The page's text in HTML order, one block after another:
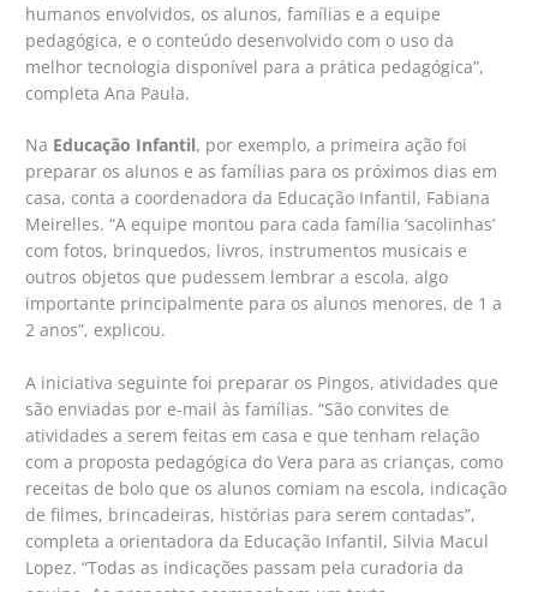
humanos envolvidos, os alunos, famílias e a equipe
pedagógica, e o conteúdo desenvolvido com o uso da
melhor tecnologia disponível para a prática pedagógica”,
completa Ana Paula.
Na Educação Infantil, por exemplo, a primeira ação foi
preparar os alunos e as famílias para os próximos dias em
casa, conta a coordenadora da Educação Infantil, Fabiana
Meirelles. “A equipe montou para cada família ‘sacolinhas’
com fotos, brinquedos, livros, instrumentos musicais e
outros objetos que pudessem lembrar a escola, algo
importante principalmente para os alunos menores, de 1 a
2 anos”, explicou.
A iniciativa seguinte foi preparar os Pingos, atividades que
são enviadas por e-mail às famílias. “São convites de
atividades a serem feitas em casa e que tenham relação
com a proposta pedagógica do Vera para as crianças, como
receitas de bolo que os alunos comiam na escola, indicação
de filmes, brincadeiras, histórias para serem contadas”,
completa a orientadora da Educação Infantil, Silvia Macul
Lopez. “Todas as indicações passam pela curadoria da